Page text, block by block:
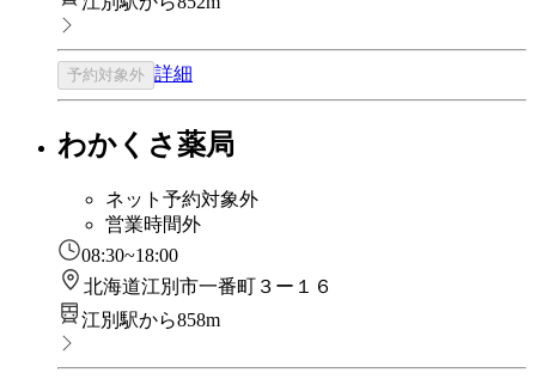
予約対象外 詳細
わかくさ薬局
ネット予約対象外
営業時間外
08:30~18:00
北海道江別市一番町３ー１６
江別駅から858m